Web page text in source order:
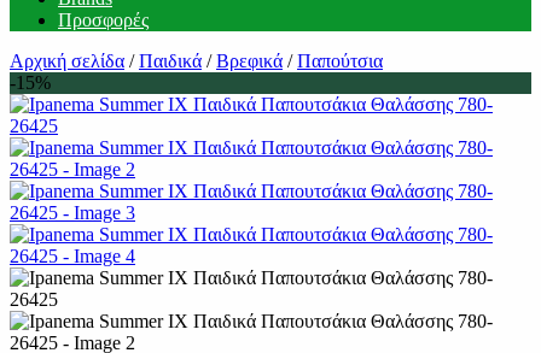
Προσφορές
Αρχική σελίδα / Παιδικά / Βρεφικά / Παπούτσια
-15%